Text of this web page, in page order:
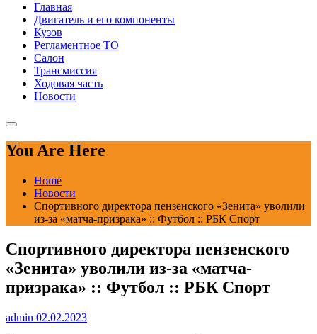
Главная
Двигатель и его компоненты
Кузов
Регламентное ТО
Салон
Трансмиссия
Ходовая часть
Новости
You Are Here
Home
Новости
Спортивного директора пензенского «Зенита» уволили
из-за «матча-призрака» :: Футбол :: РБК Спорт
Спортивного директора пензенского
«Зенита» уволили из-за «матча-
призрака» :: Футбол :: РБК Спорт
admin 02.02.2023